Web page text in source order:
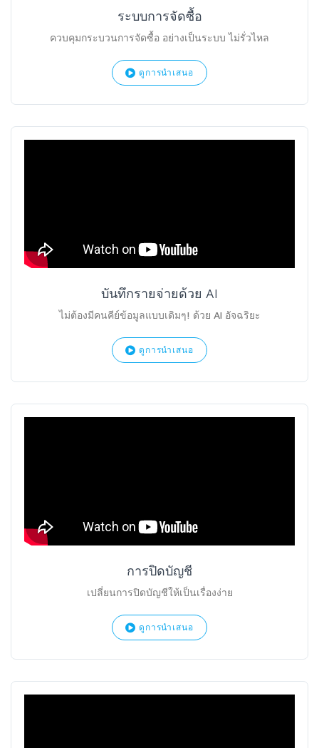
ระบบการจัดซื้อ
ควบคุมกระบวนการจัดซื้อ อย่างเป็นระบบ ไม่รั่วไหล
ดูการนำเสนอ
บันทึกรายจ่ายด้วย AI
ไม่ต้องมีคนคีย์ข้อมูลแบบเดิมๆ! ด้วย AI อัจฉริยะ
ดูการนำเสนอ
การปิดบัญชี
เปลี่ยนการปิดบัญชีให้เป็นเรื่องง่าย
ดูการนำเสนอ